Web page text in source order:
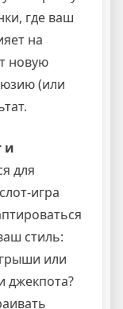
где ваш
на
новую
(или
и
для
игра
стиль:
или
джекпота?